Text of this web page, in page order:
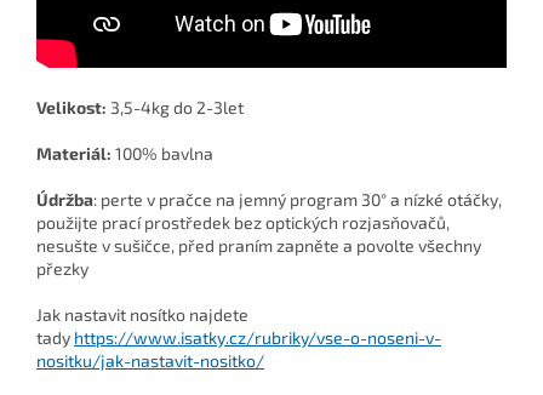
Velikost: 3,5-4kg do 2-3let
Materiál: 100% bavlna
Údržba: perte v pračce na jemný program 30° a nízké otáčky,
použijte prací prostředek bez optických rozjasňovačů,
nesušte v sušičce, před praním zapněte a povolte všechny
přezky
Jak nastavit nosítko najdete
tady https://www.isatky.cz/rubriky/vse-o-noseni-v-
nositku/jak-nastavit-nositko/